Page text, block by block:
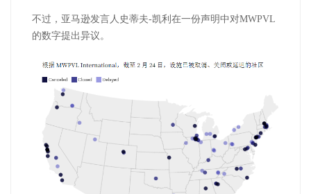
不过，亚马逊发言人史蒂夫-凯利在一份声明中对MWPVL
的数字提出异议。